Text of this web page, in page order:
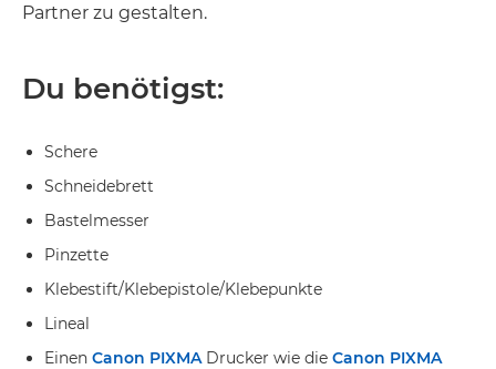
Partner zu gestalten.
Du benötigst:
Schere
Schneidebrett
Bastelmesser
Pinzette
Klebestift/Klebepistole/Klebepunkte
Lineal
Einen Canon PIXMA Drucker wie die Canon PIXMA